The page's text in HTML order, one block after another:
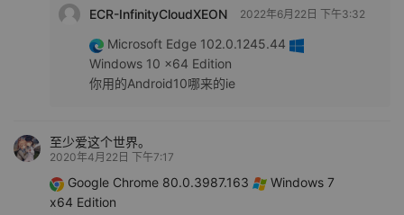
ECR-InfinityCloudXEON 2022年6月22日 下午3:32
Microsoft Edge 102.0.1245.44
Windows 10 x64 Edition
你用的Android10哪来的ie
至少爱这个世界。
2020年4月22日 下午7:17
Google Chrome 80.0.3987.163
Windows 7
x64 Edition